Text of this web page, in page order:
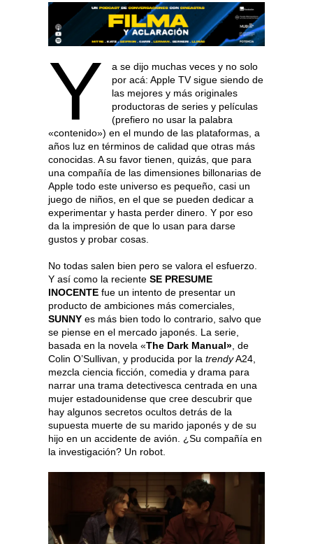
Y
a se dijo muchas veces y no solo
por acá: Apple TV sigue siendo de
las mejores y más originales
productoras de series y películas
(prefiero no usar la palabra
«contenido») en el mundo de las plataformas, a
años luz en términos de calidad que otras más
conocidas. A su favor tienen, quizás, que para
una compañía de las dimensiones billonarias de
Apple todo este universo es pequeño, casi un
juego de niños, en el que se pueden dedicar a
experimentar y hasta perder dinero. Y por eso
da la impresión de que lo usan para darse
gustos y probar cosas.
No todas salen bien pero se valora el esfuerzo.
Y así como la reciente SE PRESUME
INOCENTE fue un intento de presentar un
producto de ambiciones más comerciales,
SUNNY es más bien todo lo contrario, salvo que
se piense en el mercado japonés. La serie,
basada en la novela «The Dark Manual» , de
Colin O’Sullivan, y producida por la trendyA24,
mezcla ciencia ficción, comedia y drama para
narrar una trama detectivesca centrada en una
mujer estadounidense que cree descubrir que
hay algunos secretos ocultos detrás de la
supuesta muerte de su marido japonés y de su
hijo en un accidente de avión. ¿Su compañía en
la investigación? Un robot.